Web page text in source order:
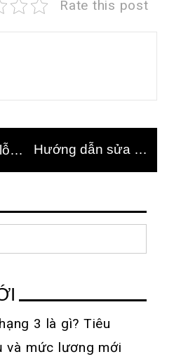
Rate this post
Hướng dẫn sửa lỗi
dính chữ trong
3 là gì? Tiêu
và mức lương mới